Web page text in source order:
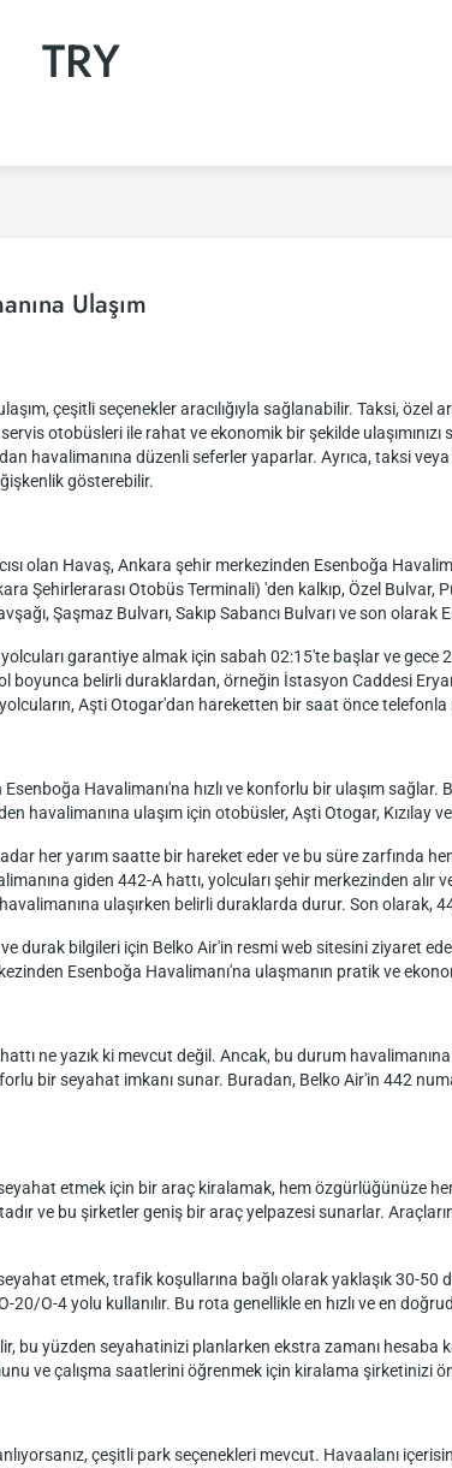
TRY
Ulaşım
çeşitli seçenekler aracılığıyla sağlanabilir. Taksi,
otobüsleri ile rahat ve ekonomik bir şekilde
havalimanına düzenli seferler yaparlar. Ayrıca, taksi
gösterebilir.
olan Havaş, Ankara şehir merkezinden Esenboğa
Şehirlerarası Otobüs Terminali) 'den kalkıp, Özel Bulvar,
Şaşmaz Bulvarı, Sakıp Sabancı Bulvarı ve son
garantiye almak için sabah 02:15'te başlar ve
belirli duraklardan, örneğin İstasyon Caddesi
Aşti Otogar'dan hareketten bir saat önce
Havalimanı'na hızlı ve konforlu bir ulaşım
havalimanına ulaşım için otobüsler, Aşti Otogar, Kızılay
her yarım saatte bir hareket eder ve bu süre zarfında
giden 442-A hattı, yolcuları şehir merkezinden
havalimanına ulaşırken belirli duraklarda durur. Son olarak,
durak bilgileri için Belko Air'in resmi web sitesini ziyaret
Esenboğa Havalimanı'na ulaşmanın pratik ve
ne yazık ki mevcut değil. Ancak, bu durum
bir seyahat imkanı sunar. Buradan, Belko Air'in 442
etmek için bir araç kiralamak, hem özgürlüğünüze
ve bu şirketler geniş bir araç yelpazesi sunarlar.
etmek, trafik koşullarına bağlı olarak yaklaşık 30-50
O-4 yolu kullanılır. Bu rota genellikle en hızlı ve en
yüzden seyahatinizi planlarken ekstra zamanı hesaba
ve çalışma saatlerini öğrenmek için kiralama şirketinizi
çeşitli park seçenekleri mevcut. Havaalanı